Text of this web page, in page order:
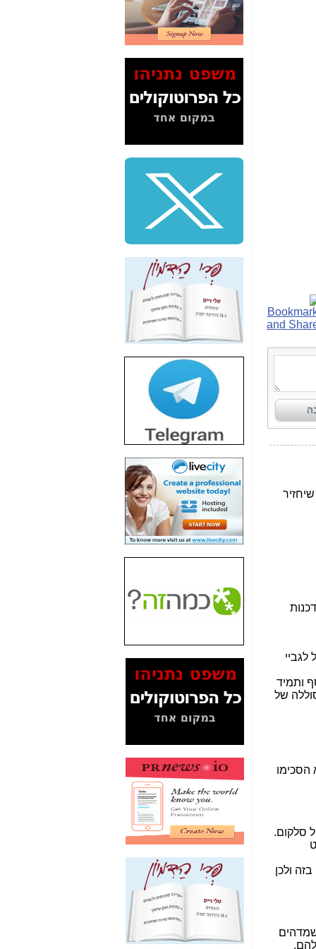
2" על תעלולי השר
משה כחלון -כאן
המשך חשיפת הבלוף
ששמו "מהפיכת
הסלולר" ואיך מסרסים
את הנתונים לציבור -
כאן
סיכום ביקור בסיליקון
משקיעות ומפתחות
באותם תחומים -כאן
שלמה פילבר (עד
לאחרונה מנכ"ל משרד
התקשורת) - עד
מדינה? הצחקתם
"יש אפליה בחקירה"?
חשיפה: למה השר
משה כחלון לא נחקר
עד היום? -
כאן
חשיפת חשד לשחיתות
הדומה לזו של "תיק
הסלולר -כאן
חשיפת מה שלא
רוצים שתדעו בעניין
פריסת אנלימיטד
(בניחוח בלתי נסבל) -
כאן
חשיפה: איוב קרא
אישר לקבוצת סלקום
בדיוק מה שביבי אישר
כאן
האם השר איוב קרא
היה צריך בכלל לחתום
על האישור, שנתן
האם ביבי וקרא קבלו
בכלל תמורה עבור
ההטבות הרגולטוריות
המסמכים בנושא בזק-
Yes (תיק 4000)
מוכיחים "תפירת תיק"
לאיש הלא נכון! -כאן
עובדות ומסמכים
האם ביבי כשר
תקשורת עזר לקב'
בזק? -כאן
מה מקור ה-Fake
News שהביא לתפירת
תיק לביבי והעלמת
החשודים הנכונים -כאן
אחת הרגליים של "תיק
4000 התפור"
התמוטטה היום
בניצחון (כפול) של בזק
-
כאן
איך כתבות מפנקות